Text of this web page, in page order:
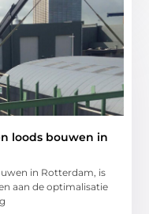
loods bouwen in
in Rotterdam, is
aan de optimalisatie